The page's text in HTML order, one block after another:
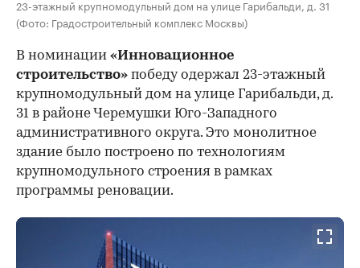
23-этажный крупномодульный дом на улице Гарибальди, д. 31
(Фото: Градостроительный комплекс Москвы)
В номинации «Инновационное
строительство» победу одержал 23-этажный
крупномодульный дом на улице Гарибальди, д.
31 в районе Черемушки Юго-Западного
административного округа. Это монолитное
здание было построено по технологиям
крупномодульного строения в рамках
программы реновации.